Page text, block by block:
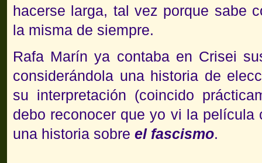
hacerse larga, tal vez porque sabe
la misma de siempre.
Rafa Marín ya contaba en Crisei
considerándola una historia de
su interpretación (coincido
debo reconocer que yo vi la
una historia sobre el fascismo.